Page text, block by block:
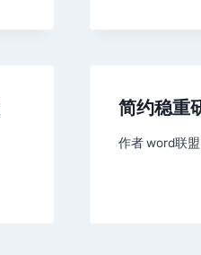
简约稳重
作者 word联盟